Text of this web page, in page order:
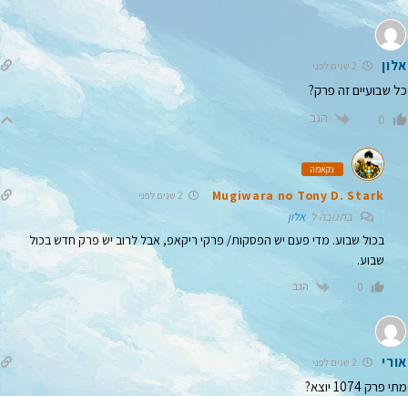
אלון
כל שבועיים זה פרק?
0 הגב
נקאמה
Mugiwara no Tony D. Stark
בתגובה לאלון
בכול שבוע. מדי פעם יש הפסקות/ פרקי ריקאפ, אבל לרוב יש פרק חדש בכול
שבוע.
0 הגב
אורי
מתי פרק 1074 יוצא?